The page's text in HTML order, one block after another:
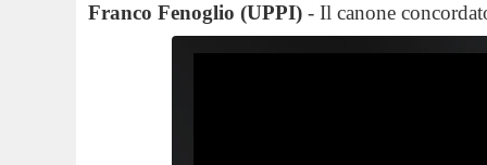
Franco Fenoglio (UPPI) - Il canone